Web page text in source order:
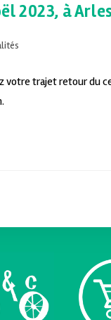
2023, à
trajet retour du